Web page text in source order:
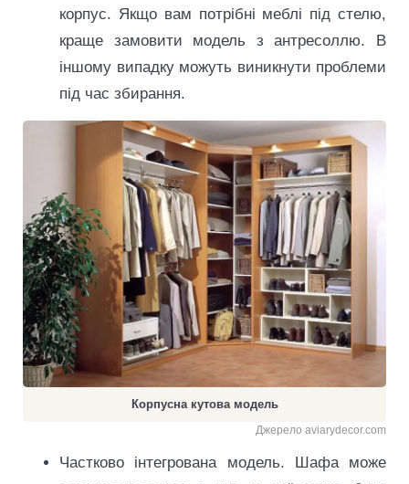
корпус. Якщо вам потрібні меблі під стелю,
краще замовити модель з антресоллю. В
іншому випадку можуть виникнути проблеми
під час збирання.
Корпусна кутова модель
Джерело aviarydecor.com
Частково інтегрована модель. Шафа може